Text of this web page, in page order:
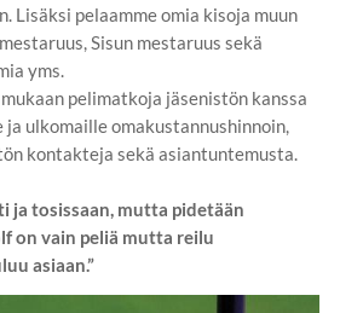
Lisäksi pelaamme omia kisoja muun
Sisun mestaruus sekä
yms.
pelimatkoja jäsenistön kanssa
ulkomaille omakustannushinnoin,
kontakteja sekä asiantuntemusta.
ja tosissaan, mutta pidetään
on vain peliä mutta reilu
asiaan.”